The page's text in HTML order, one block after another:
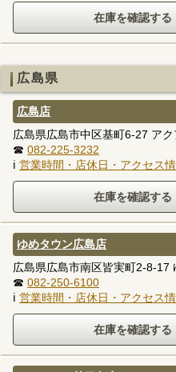
広島県
広島店
広島県広島市中区基町6-27 ア
☎ 082-225-3232
ℹ 営業時間・店休日・アクセス
ゆめタウン広島店
広島県広島市南区皆実町2-8-17
☎ 082-250-6100
ℹ 営業時間・店休日・アクセス